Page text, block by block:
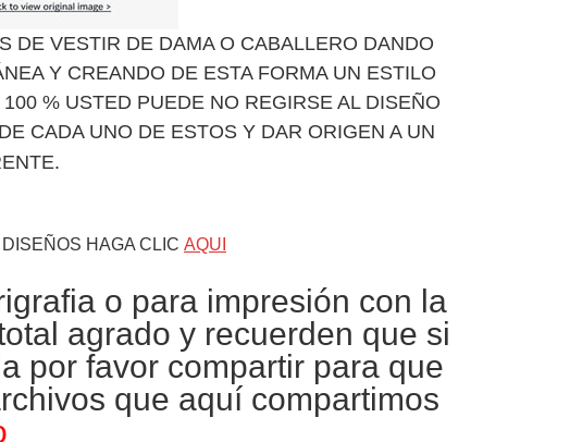
DE VESTIR DE DAMA O CABALLERO DANDO
Y CREANDO DE ESTA FORMA UN ESTILO
% USTED PUEDE NO REGIRSE AL DISEÑO
CADA UNO DE ESTOS Y DAR ORIGEN A UN
.
HAGA CLIC AQUI
o para impresión con la
agrado y recuerden que si
por favor compartir para que
que aquí compartimos